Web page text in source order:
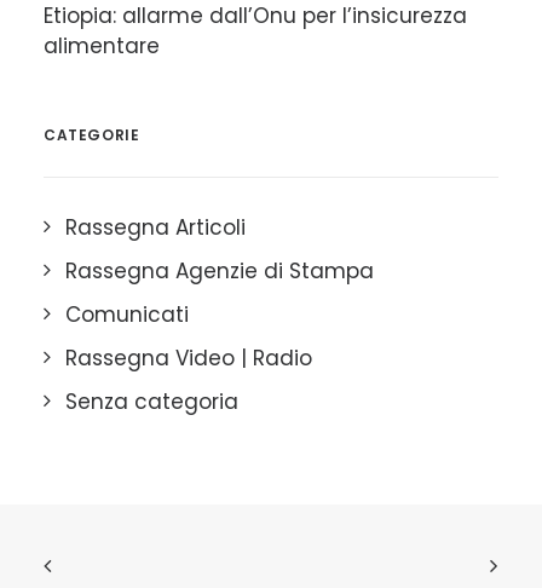
Etiopia: allarme dall’Onu per l’insicurezza
alimentare
CATEGORIE
Rassegna Articoli
Rassegna Agenzie di Stampa
Comunicati
Rassegna Video | Radio
Senza categoria